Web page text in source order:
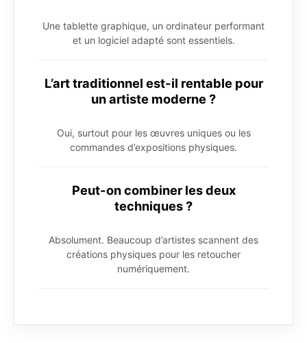
Une tablette graphique, un ordinateur performant
et un logiciel adapté sont essentiels.
L’art traditionnel est-il rentable pour
un artiste moderne ?
Oui, surtout pour les œuvres uniques ou les
commandes d’expositions physiques.
Peut-on combiner les deux
techniques ?
Absolument. Beaucoup d’artistes scannent des
créations physiques pour les retoucher
numériquement.